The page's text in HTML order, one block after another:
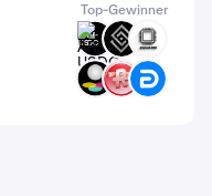
Top-Gewinner
ARM-
USDC DECT EVOP
SPH RMV DG